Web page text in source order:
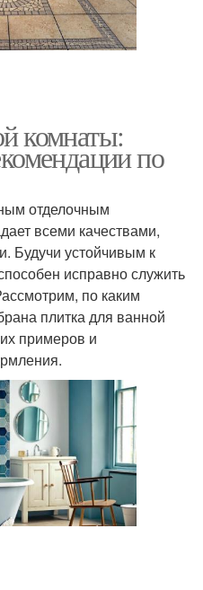
комнаты:
по
отделочным
всеми качествами,
Будучи устойчивым к
исправно служить
по каким
плитка для ванной
примеров и